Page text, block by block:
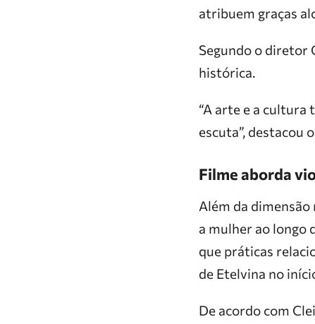
atribuem graças
Segundo o diretor
histórica.
“A arte e a cultura
escuta”, destacou
Filme aborda
Além da
a mulher ao longo
que práticas
de Etelvina no
De acordo com